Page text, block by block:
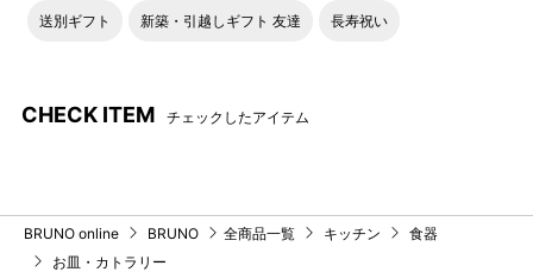
送別ギフト 新築・引越しギフト 友達 長寿祝い
CHECK ITEM チェックしたアイテム
BRUNO online BRUNO 全商品一覧 キッチン
食器
お皿・カトラリー